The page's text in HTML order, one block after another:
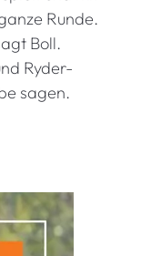
Runde.
Boll.
Ryder-
sagen.